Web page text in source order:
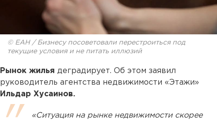
© ЕАН / Бизнесу посоветовали перестроиться под
текущие условия и не питать иллюзий
Рынок жилья деградирует. Об этом заявил
руководитель агентства недвижимости «Этажи»
Ильдар Хусаинов.
«Ситуация на рынке недвижимости скорее